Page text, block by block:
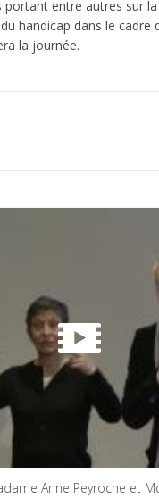
portant entre autres sur
handicap dans le cadre
la journée.
Anne Peyroche et